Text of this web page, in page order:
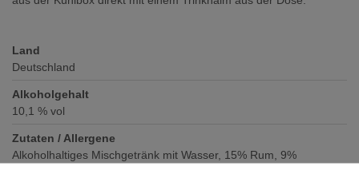
Land
Deutschland
Alkoholgehalt
10,1 % vol
Zutaten / Allergene
Alkoholhaltiges Mischgetränk mit Wasser, 15% Rum, 9%